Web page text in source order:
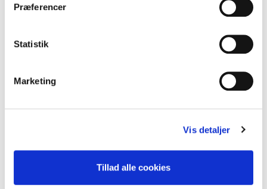
Præferencer
Statistik
Marketing
Vis detaljer
Tillad alle cookies
Relevante kurser og webinarer
Fordelsaftaler med leverandører til branchen:
ESG-platform, Forsikring og pension, lønsystem
Hent
oplysninger og information, når du har tid. Her kan du
og cirkulærer.
Erhvervs medlemsfordele.